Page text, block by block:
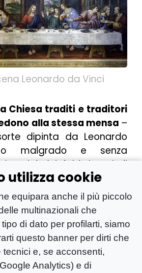
utilizza cookie
equipara anche il più piccolo
multinazionali che
di dato per profilarti, siamo
questo banner per dirti che
e, se acconsenti,
Analytics) e di
Leonardo da Vinci
Chiesa traditi e traditori
alla stessa mensa –
dipinta da Leonardo
malgrado e senza
dei fabbricanti di
con i propri destini ben
In sæcula sæculorum.
tra i molti illustri ospiti
a 6 premi nobel per la
nordirlandese Mairead
Nobel per la Pace 1976, il